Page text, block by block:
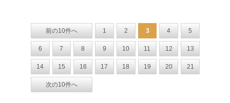
前の10件へ 1 2 3 4 5
6 7 8 9 10 11 12 13
14 15 16 17 18 19 20 21
次の10件へ